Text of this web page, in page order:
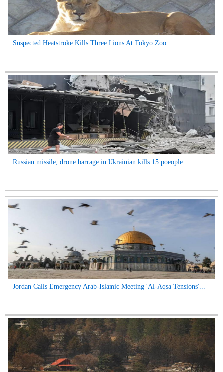
Suspected Heatstroke Kills Three Lions At Tokyo Zoo...
Russian missile, drone barrage in Ukrainian kills 15 poeople...
Jordan Calls Emergency Arab-Islamic Meeting 'Al-Aqsa Tensions'...